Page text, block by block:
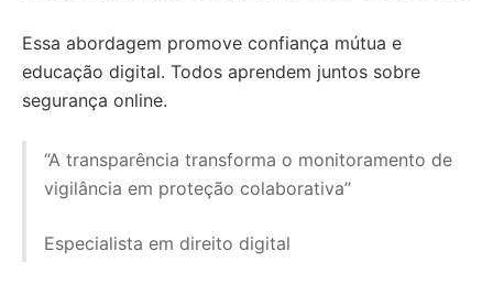
Essa abordagem promove confiança mútua e
educação digital. Todos aprendem juntos sobre
segurança online.
“A transparência transforma o monitoramento de
vigilância em proteção colaborativa”
Especialista em direito digital